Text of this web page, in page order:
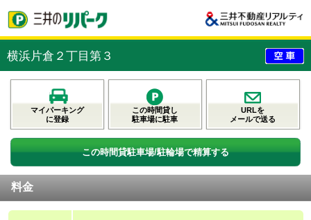
横浜片倉２丁目第３
マイパーキング
に登録
この時間貸し
駐車場に駐車
URLを
メールで送る
この時間貸駐車場/駐輪場で精算する
料金